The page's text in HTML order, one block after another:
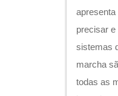
seus
Se quer